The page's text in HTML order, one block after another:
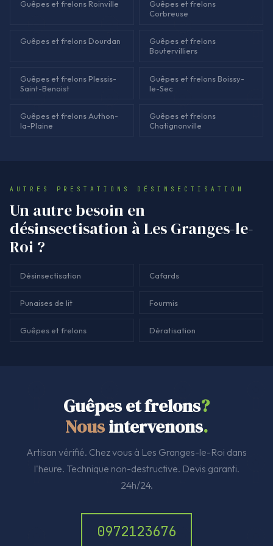
Guêpes et frelons Roinville
Guêpes et frelons
Corbreuse
Guêpes et frelons Dourdan
Guêpes et frelons
Boutervilliers
Guêpes et frelons Plessis-
Saint-Benoist
Guêpes et frelons Boissy-
le-Sec
Guêpes et frelons Authon-
la-Plaine
Guêpes et frelons
Chatignonville
AUTRES PRESTATIONS DÉSINSECTISATION
Un autre besoin en
désinsectisation à Les Granges-le-
Roi ?
Désinsectisation Cafards
Punaises de lit Fourmis
Guêpes et frelons Dératisation
Guêpes et frelons?
Nousintervenons.
Artisan vérifié. Chez vous à Les Granges-le-Roi dans
l'heure. Technique non-destructive. Devis garanti.
24h/24.
0972123676